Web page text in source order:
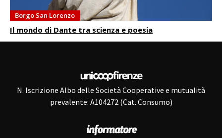
Borgo San Lorenzo
Il mondo di Dante tra scienza e poesia
N. Iscrizione Albo delle Società Cooperative e mutualità
prevalente: A104272 (Cat. Consumo)